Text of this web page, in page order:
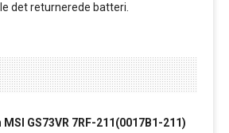
det returnerede batteri.
GS73VR 7RF-211(0017B1-211)